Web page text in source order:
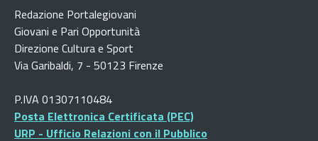
Redazione Portalegiovani
Giovani e Pari Opportunità
Direzione Cultura e Sport
Via Garibaldi, 7 - 50123 Firenze
P.IVA 01307110484
Posta Elettronica Certificata (PEC)
URP - Ufficio Relazioni con il Pubblico